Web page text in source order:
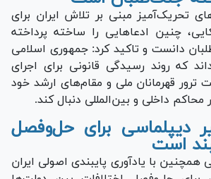
تحریک‌آمیز مبنی بر تلاش ایران برای
چنین ادعا‌هایی را ساخته پرداخته
دانست و تاکید کرد: جمهوری اسلامی
که روند رسیدگی قانونی برای اجرای
ترور قهرمانان ملی و مقام‌های ارشد خود
داخلی و بین‌المللی دنبال کند.
دیپلماسی برای حل‌وفصل
است
همچنین با یادآوری پایبندی اصولی ایران